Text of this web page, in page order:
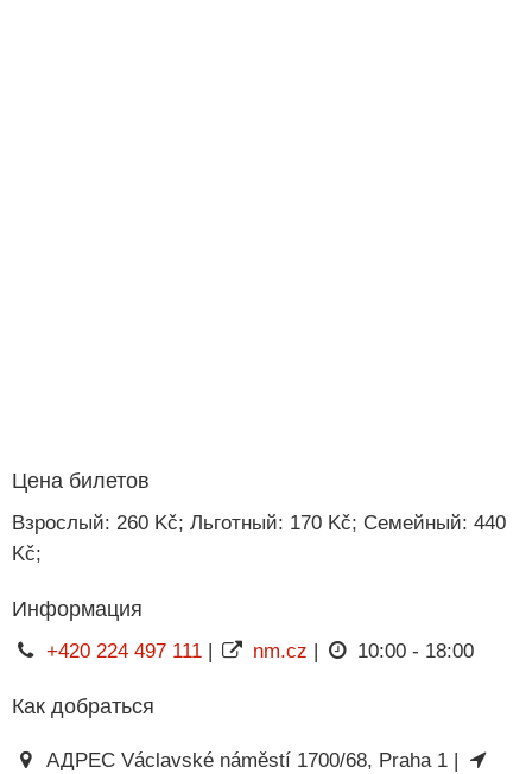
Цена билетов
Взрослый: 260 Kč; Льготный: 170 Kč; Семейный: 440
Kč;
Информация
+420 224 497 111| nm.cz 10:00 - 18:00
Как добраться
АДРЕС Václavské náměstí 1700/68, Praha 1 |